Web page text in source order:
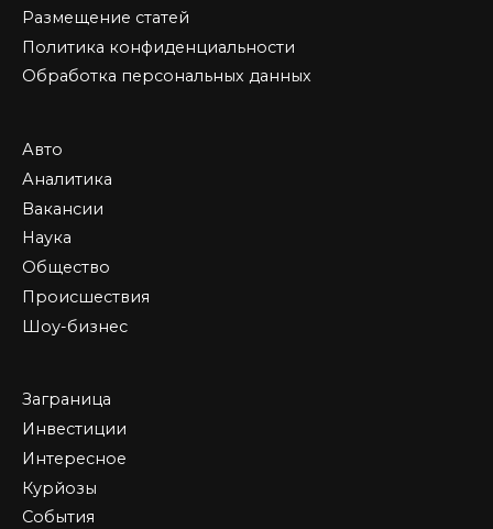
Размещение статей
Политика конфиденциальности
Обработка персональных данных
Авто
Аналитика
Вакансии
Наука
Общество
Происшествия
Шоу-бизнес
Заграница
Инвестиции
Интересное
Курйозы
События